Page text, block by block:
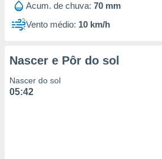
1199
Acum. de chuva: 70 mm
Vento médio: 10 km/h
Nascer e Pôr do sol
Nascer do sol
05:42